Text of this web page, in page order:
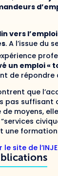
vers
. A l’issue du
un emploi «
de répondre
que
pas
moyens,
une
le site de